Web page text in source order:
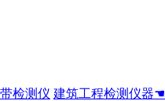
检测仪 建筑工程检测仪器☚